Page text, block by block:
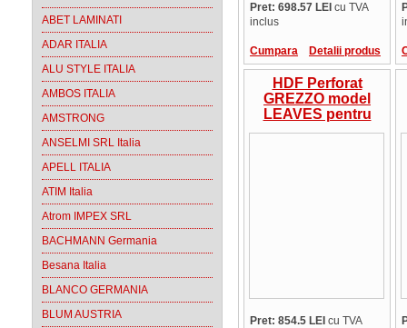
ABET LAMINATI
ADAR ITALIA
ALU STYLE ITALIA
AMBOS ITALIA
AMSTRONG
ANSELMI SRL Italia
APELL ITALIA
ATIM Italia
Atrom IMPEX SRL
BACHMANN Germania
Besana Italia
BLANCO GERMANIA
BLUM AUSTRIA
Pret: 698.57 LEI cu TVA
inclus
Cumpara Detalii produs
HDF Perforat
GREZZO model
LEAVES pentru
design si amenajari
Pret: 854.5 LEI cu TVA